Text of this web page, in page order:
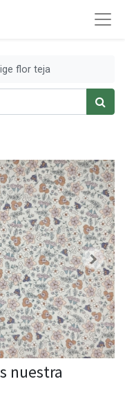
flor teja
nuestra